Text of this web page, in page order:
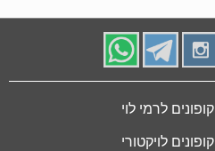
קופונים לרמי לוי
קופונים לויקטורי